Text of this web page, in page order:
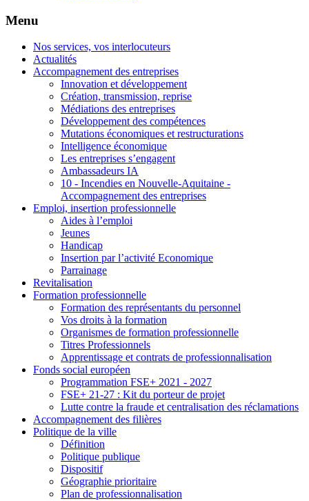
Menu
Nos services, vos interlocuteurs
Actualités
Accompagnement des entreprises
Innovation et développement
Création, transmission, reprise
Médiations des entreprises
Développement des compétences
Mutations économiques et restructurations
Intelligence économique
Les entreprises s’engagent
Ambassadeurs IA
10 - Incendies en Nouvelle-Aquitaine -
Accompagnement des entreprises
Emploi, insertion professionnelle
Aides à l’emploi
Jeunes
Handicap
Insertion par l’activité Economique
Parrainage
Revitalisation
Formation professionnelle
Formation des représentants du personnel
Vos droits à la formation
Organismes de formation professionnelle
Titres Professionnels
Apprentissage et contrats de professionnalisation
Fonds social européen
Programmation FSE+ 2021 - 2027
FSE+ 21-27 : Kit du porteur de projet
Lutte contre la fraude et centralisation des réclamations
Accompagnement des filières
Politique de la ville
Définition
Politique publique
Dispositif
Géographie prioritaire
Plan de professionnalisation